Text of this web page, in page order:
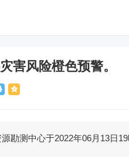
害风险橙色预警。
勘测中心于2022年06月13日